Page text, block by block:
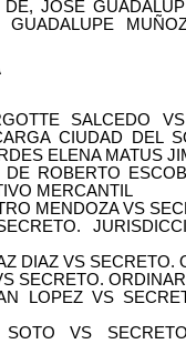
DE, JOSE
SALCEDO
CIUDAD DEL
ELENA MATUS
ROBERTO
MERCANTIL
MENDOZA VS
DIAZ VS SECRETO.
SECRETO.
LOPEZ VS
VS